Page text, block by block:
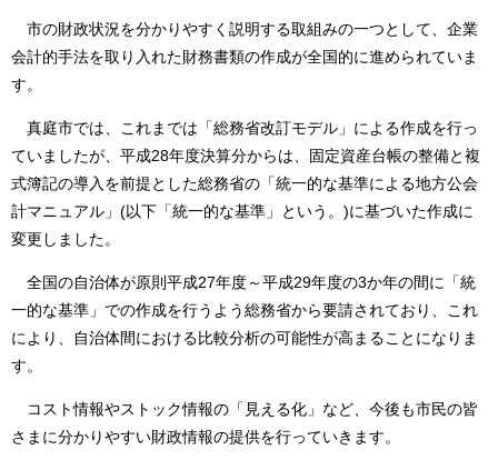
市の財政状況を分かりやすく説明する取組みの一つとして、企業
会計的手法を取り入れた財務書類の作成が全国的に進められていま
す。
真庭市では、これまでは「総務省改訂モデル」による作成を行っ
ていましたが、平成28年度決算分からは、固定資産台帳の整備と複
式簿記の導入を前提とした総務省の「統一的な基準による地方公会
計マニュアル」(以下「統一的な基準」という。)に基づいた作成に
変更しました。
全国の自治体が原則平成27年度～平成29年度の3か年の間に「統
一的な基準」での作成を行うよう総務省から要請されており、これ
により、自治体間における比較分析の可能性が高まることになりま
す。
コスト情報やストック情報の「見える化」など、今後も市民の皆
さまに分かりやすい財政情報の提供を行っていきます。